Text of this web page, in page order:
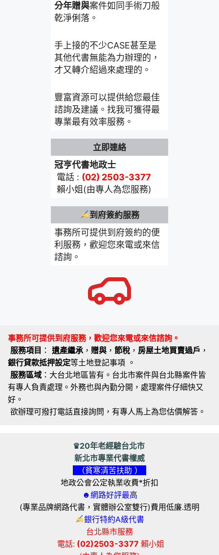
分年贈與案件如同手術刀般
乾淨俐落。
手上接的不少CASE甚至是
其他代書無能為力辦理的，
才又轉介紹過來處理的。
豐富資源可以提供給您最佳
諮詢及建議。找我可獲得最
專業最有效率服務。
立即連絡
冠亨代書地政士
電話 : (02) 2503-3377
賴小姐(由專人為您服務)
到府簽約服務
事務所可提供到府簽約的便
利服務，歡迎您來電或來信
諮詢。
事務所可提供到府服務，歡迎您來電或來信諮詢。
服務項目 ： 遺產繼承 ， 贈與 ， 節稅 ， 房屋土地買賣過戶 ，
銀行貸款抵押設定等土地登記事項 。
服務區域 ：大台北地區皆有。台北市案件與台北縣案件皆
有專人負責處理。外務也與內勤分開，處理案件仔細快又
好。
欲辦理可撥打電話直接詢問，有專人馬上為您估價解答。
♛20年老經驗台北市
新北市專業代書權威
（貧寒清苦扶助 ）
地政公會公定執業收費*折扣
☻網路好評最高
(專業品牌網路代書，實體辦公室雙行)費用低廉.透明
銀行特約A級代書
台北縣市服務
電話: (02)2503-3377 賴小姐